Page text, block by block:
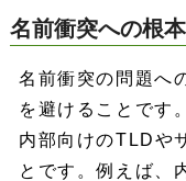
名前衝突への根
名前衝突の問題へ
を避けることです
内部向けのTLDや
とです。例えば、